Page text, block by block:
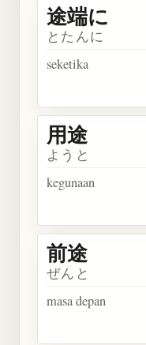
途端に
とたんに
seketika
用途
ようと
kegunaan
前途
ぜんと
masa depan